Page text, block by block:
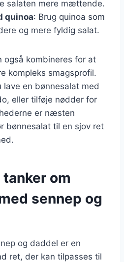
salaten mere mættende.
quinoa: Brug quinoa som
og mere fyldig salat.
også kombineres for at
kompleks smagsprofil.
lave en bønnesalat med
eller tilføje nødder for
er næsten
bønnesalat til en sjov ret
om
sennep og
og daddel er en
ret, der kan tilpasses til